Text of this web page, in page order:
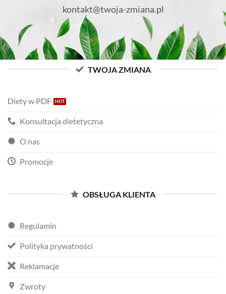
kontakt@twoja-zmiana.pl
TWOJA ZMIANA
Diety w PDF
Konsultacja dietetyczna
O nas
Promocje
OBSŁUGA KLIENTA
Regulamin
Polityka prywatności
Reklamacje
Zwroty